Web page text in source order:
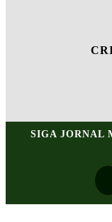
SIGA JORNAL